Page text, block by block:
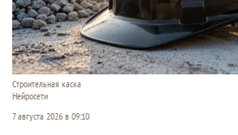
Строительная каска
Нейросети
7 августа 2026 в 09:10